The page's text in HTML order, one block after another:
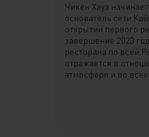
Чикен Хауз
основатель сети
открытии первого
завершение 2023
ресторана по всей
отражается в
атмосфере и во всех